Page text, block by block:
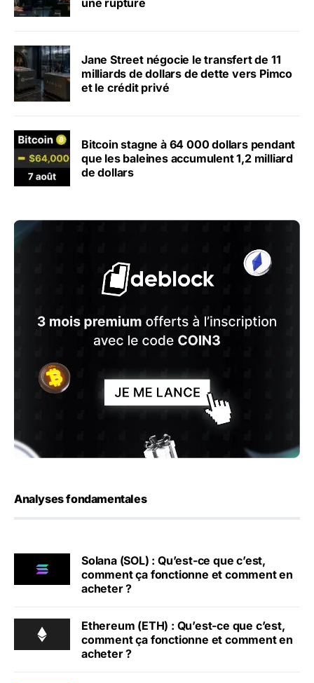
Jane Street négocie le transfert de 11
milliards de dollars de dette vers Pimco
et le crédit privé
Bitcoin stagne à 64 000 dollars pendant
que les baleines accumulent 1,2 milliard
de dollars
Analyses fondamentales
Solana (SOL) : Qu’est-ce que c’est,
comment ça fonctionne et comment en
acheter ?
Ethereum (ETH) : Qu’est-ce que c’est,
comment ça fonctionne et comment en
acheter ?